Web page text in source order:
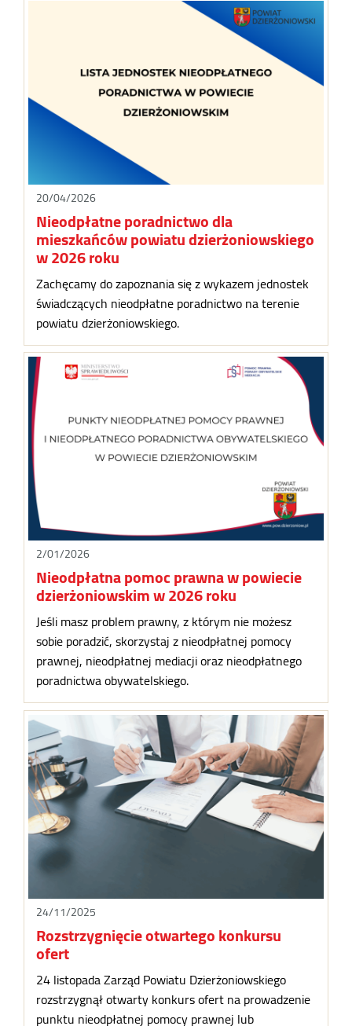
20/04/2026
Nieodpłatne poradnictwo dla
mieszkańców powiatu dzierżoniowskiego
w 2026 roku
Zachęcamy do zapoznania się z wykazem jednostek
świadczących nieodpłatne poradnictwo na terenie
powiatu dzierżoniowskiego.
2/01/2026
Nieodpłatna pomoc prawna w powiecie
dzierżoniowskim w 2026 roku
Jeśli masz problem prawny, z którym nie możesz
sobie poradzić, skorzystaj z nieodpłatnej pomocy
prawnej, nieodpłatnej mediacji oraz nieodpłatnego
poradnictwa obywatelskiego.
24/11/2025
Rozstrzygnięcie otwartego konkursu
ofert
24 listopada Zarząd Powiatu Dzierżoniowskiego
rozstrzygnął otwarty konkurs ofert na prowadzenie
punktu nieodpłatnej pomocy prawnej lub